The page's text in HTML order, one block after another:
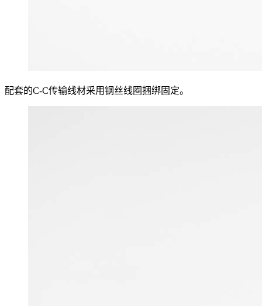
配套的C-C传输线材采用钢丝线圈捆绑固定。